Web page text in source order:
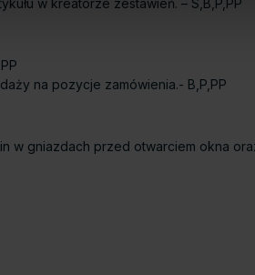
w kreatorze zestawień. – S,B,P,PP
na pozycje zamówienia.- B,P,PP
w gniazdach przed otwarciem okna